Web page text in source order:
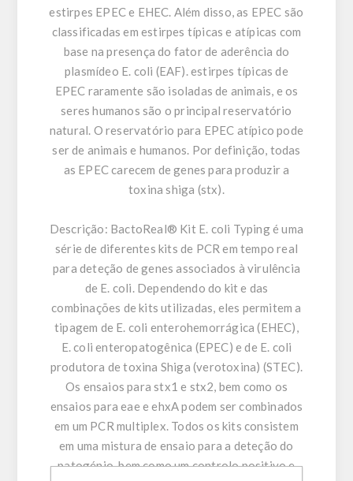
estirpes EPEC e EHEC. Além disso, as EPEC são
classificadas em estirpes típicas e atípicas com
base na presença do fator de aderência do
plasmídeo E. coli (EAF). estirpes típicas de
EPEC raramente são isoladas de animais, e os
seres humanos são o principal reservatório
natural. O reservatório para EPEC atípico pode
ser de animais e humanos. Por definição, todas
as EPEC carecem de genes para produzir a
toxina shiga (stx).
Descrição: BactoReal® Kit E. coli Typing é uma
série de diferentes kits de PCR em tempo real
para deteção de genes associados à virulência
de E. coli. Dependendo do kit e das
combinações de kits utilizadas, eles permitem a
tipagem de E. coli enterohemorrágica (EHEC),
E. coli enteropatogênica (EPEC) e de E. coli
produtora de toxina Shiga (verotoxina) (STEC).
Os ensaios para stx1 e stx2, bem como os
ensaios para eae e ehxA podem ser combinados
em um PCR multiplex. Todos os kits consistem
em uma mistura de ensaio para a deteção do
patogénio, bem como um controlo positivo e